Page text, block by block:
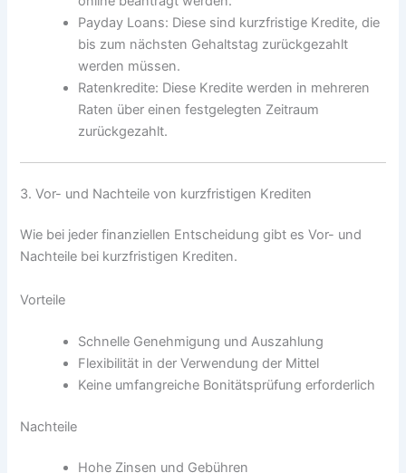
Payday Loans: Diese sind kurzfristige Kredite, die
bis zum nächsten Gehaltstag zurückgezahlt
werden müssen.
Ratenkredite: Diese Kredite werden in mehreren
Raten über einen festgelegten Zeitraum
zurückgezahlt.
3. Vor- und Nachteile von kurzfristigen Krediten
Wie bei jeder finanziellen Entscheidung gibt es Vor- und
Nachteile bei kurzfristigen Krediten.
Vorteile
Schnelle Genehmigung und Auszahlung
Flexibilität in der Verwendung der Mittel
Keine umfangreiche Bonitätsprüfung erforderlich
Nachteile
Hohe Zinsen und Gebühren